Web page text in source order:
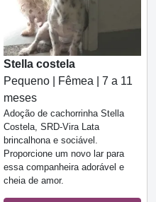
Stella costela
Pequeno | Fêmea | 7 a 11
meses
Adoção de cachorrinha Stella
Costela, SRD-Vira Lata
brincalhona e sociável.
Proporcione um novo lar para
essa companheira adorável e
cheia de amor.